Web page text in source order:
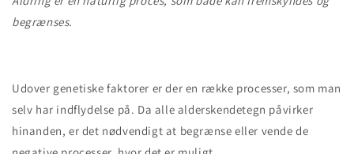
begrænses.
Udover genetiske faktorer er der en række processer, som man
selv har indflydelse på. Da alle alderskendetegn påvirker
hinanden, er det nødvendigt at begrænse eller vende de